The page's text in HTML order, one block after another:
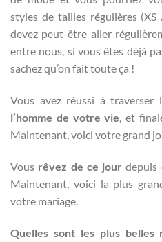
styles de tailles régulières
devez peut-être aller
entre nous, si vous êtes déjà
sachez qu’on fait toute ça !
Vous avez réussi à traverser
l’homme de votre vie, et
Maintenant, voici votre grand
Vous rêvez de ce jour depuis
Maintenant, voici la plus
votre mariage.
Quelles sont les plus belles